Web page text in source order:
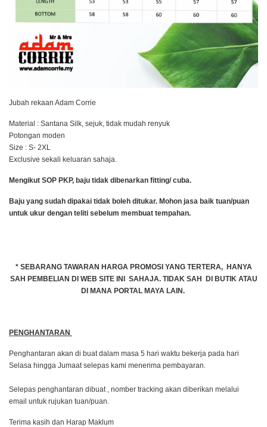
Jubah rekaan Adam Corrie
Material : Santana Silk, sejuk, tidak mudah renyuk
Potongan moden
Size : S- 2XL
Exclusive sekali keluaran sahaja.
Mengikut SOP PKP, baju tidak dibenarkan fitting/ cuba.
Baju yang sudah dipakai tidak boleh ditukar. Mohon jasa baik tuan/puan
untuk ukur dengan teliti sebelum membuat tempahan.
* SEBARANG TAWARAN HARGA PROMOSI YANG TERTERA, HANYA
SAH PEMBELIAN DI WEB SITE INI SAHAJA. TIDAK SAH DI BUTIK ATAU
DI MANA PORTAL MAYA LAIN.
PENGHANTARAN
Penghantaran akan di buat dalam masa 5 hari waktu bekerja pada hari
Selasa hingga Jumaat selepas kami menerima pembayaran.
Selepas penghantaran dibuat , nomber tracking akan diberikan melalui
email untuk rujukan tuan/puan.
Terima kasih dan Harap Maklum